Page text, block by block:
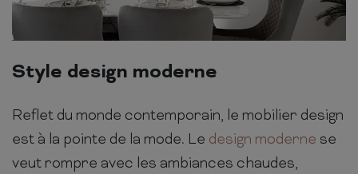
Style design moderne
Reflet du monde contemporain, le mobilier design
est à la pointe de la mode. Le design moderne se
veut rompre avec les ambiances chaudes,